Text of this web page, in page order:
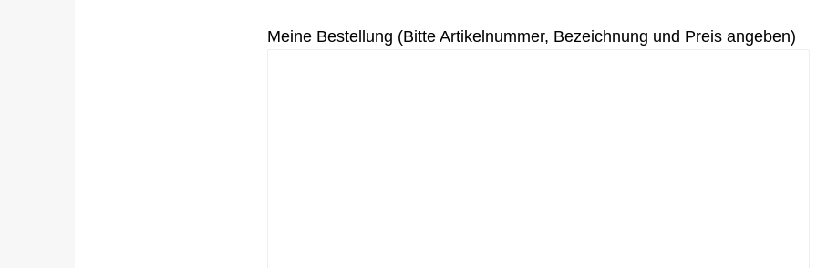
Meine Bestellung (Bitte Artikelnummer, Bezeichnung und Preis angeben)